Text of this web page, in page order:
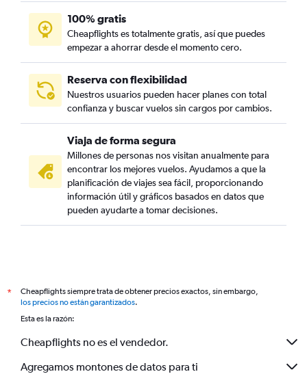
100% gratis
Cheapflights es totalmente gratis, así que puedes
empezar a ahorrar desde el momento cero.
Reserva con flexibilidad
Nuestros usuarios pueden hacer planes con total
confianza y buscar vuelos sin cargos por cambios.
Viaja de forma segura
Millones de personas nos visitan anualmente para
encontrar los mejores vuelos. Ayudamos a que la
planificación de viajes sea fácil, proporcionando
información útil y gráficos basados en datos que
pueden ayudarte a tomar decisiones.
*
Cheapflights siempre trata de obtener precios exactos, sin embargo,
los precios no están garantizados.
Esta es la razón:
Cheapflights no es el vendedor.
Agregamos montones de datos para ti